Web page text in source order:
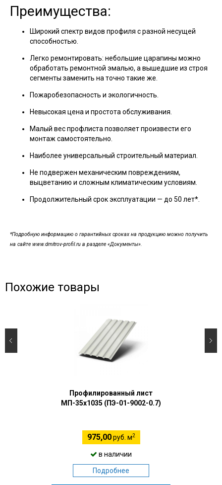
Преимущества:
Широкий спектр видов профиля с разной несущей
способностью.
Легко ремонтировать: небольшие царапины можно
обработать ремонтной эмалью, а вышедшие из строя
сегменты заменить на точно такие же.
Пожаробезопасность и экологичность.
Невысокая цена и простота обслуживания.
Малый вес профлиста позволяет произвести его
монтаж самостоятельно.
Наиболее универсальный строительный материал.
Не подвержен механическим повреждениям,
выцветанию и сложным климатическим условиям.
Продолжительный срок эксплуатации — до 50 лет*.
*Подробную информацию о гарантийных сроках на продукцию можно получить
на сайте www.dmitrov-profil.ru в разделе «Документы».
Похожие товары
Профилированный лист
МП-35х1035 (ПЭ-01-9002-0.7)
975,00руб. м2
в наличии
Подробнее